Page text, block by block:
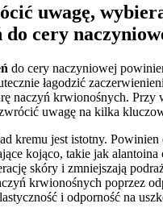
uwagę,
cery
do cery naczyniowej
łagodzić
naczyń krwionośnych. Przy
uwagę na kilka
kremu jest istotny.
kojąco, takie jak
skóry i zmniejszają
krwionośnych poprzez
i odporność na